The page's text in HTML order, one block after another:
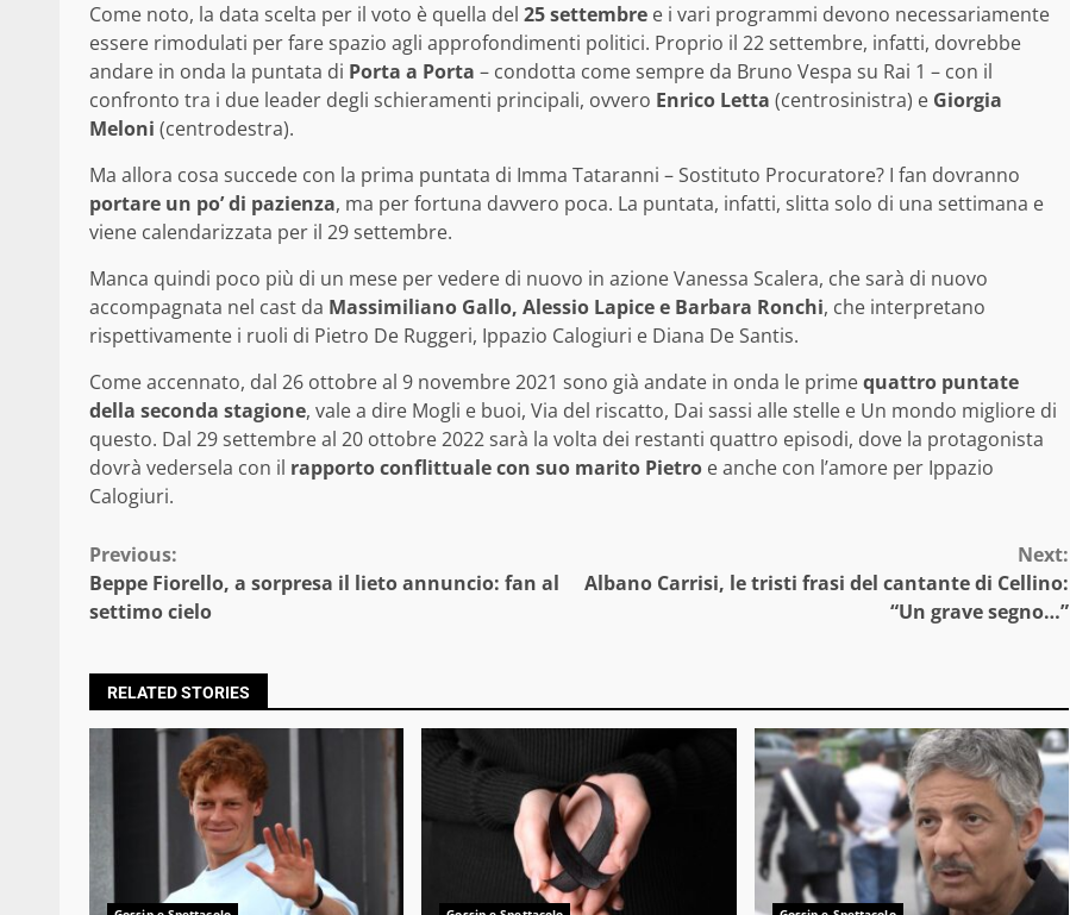
Come noto, la data scelta per il voto è quella del 25 settembre e i vari programmi devono necessariamente
essere rimodulati per fare spazio agli approfondimenti politici. Proprio il 22 settembre, infatti, dovrebbe
andare in onda la puntata di Porta a Porta – condotta come sempre da Bruno Vespa su Rai 1 – con il
confronto tra i due leader degli schieramenti principali, ovvero Enrico Letta (centrosinistra) e Giorgia
Meloni (centrodestra).
Ma allora cosa succede con la prima puntata di Imma Tataranni – Sostituto Procuratore? I fan dovranno
portare un po’ di pazienza, ma per fortuna davvero poca. La puntata, infatti, slitta solo di una settimana e
viene calendarizzata per il 29 settembre.
Manca quindi poco più di un mese per vedere di nuovo in azione Vanessa Scalera, che sarà di nuovo
accompagnata nel cast da Massimiliano Gallo, Alessio Lapice e Barbara Ronchi, che interpretano
rispettivamente i ruoli di Pietro De Ruggeri, Ippazio Calogiuri e Diana De Santis.
Come accennato, dal 26 ottobre al 9 novembre 2021 sono già andate in onda le primequattro puntate
della seconda stagione, vale a dire Mogli e buoi, Via del riscatto, Dai sassi alle stelle e Un mondo migliore di
questo. Dal 29 settembre al 20 ottobre 2022 sarà la volta dei restanti quattro episodi, dove la protagonista
dovrà vedersela con il rapporto conflittuale con suo marito Pietro e anche con l’amore per Ippazio
Calogiuri.
Continue
Reading
Previous:
Beppe Fiorello, a sorpresa il lieto annuncio: fan al
settimo cielo
Next:
Albano Carrisi, le tristi frasi del cantante di Cellino:
“Un grave segno…”
RELATED STORIES